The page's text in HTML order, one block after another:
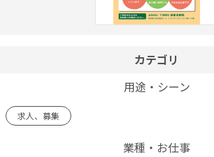
カテゴリ
用途・シーン
求人、募集
業種・お仕事